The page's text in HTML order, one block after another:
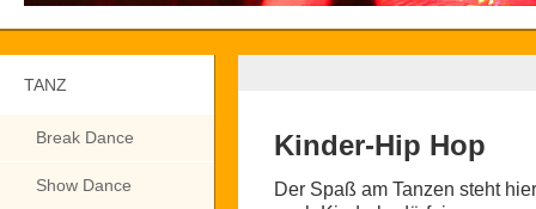
TANZ
Break Dance
Show Dance
Kinder-Hip Hop
Der Spaß am Tanzen steht